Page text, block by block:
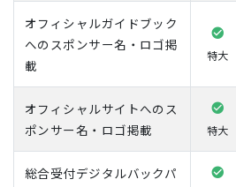
オフィシャルガイドブック
へのスポンサー名・ロゴ掲
載
特大
オフィシャルサイトへのス
ポンサー名・ロゴ掲載
特大
総合受付デジタルバックパ